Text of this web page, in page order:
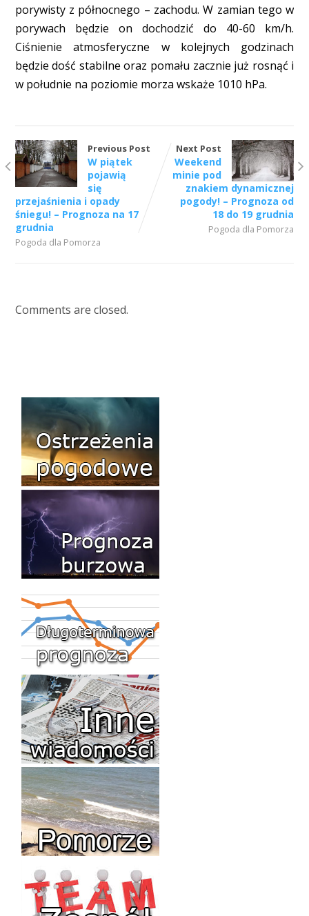
porywisty z północnego – zachodu. W zamian tego w
porywach będzie on dochodzić do 40-60 km/h.
Ciśnienie atmosferyczne w kolejnych godzinach
będzie dość stabilne oraz pomału zacznie już rosnąć i
w południe na poziomie morza wskaże 1010 hPa.
Previous Post
W piątek
pojawią
się
przejaśnienia i opady
śniegu! – Prognoza na 17
grudnia
Pogoda dla Pomorza
Next Post
Weekend
minie pod
znakiem dynamicznej
pogody! – Prognoza od
18 do 19 grudnia
Pogoda dla Pomorza
Comments are closed.